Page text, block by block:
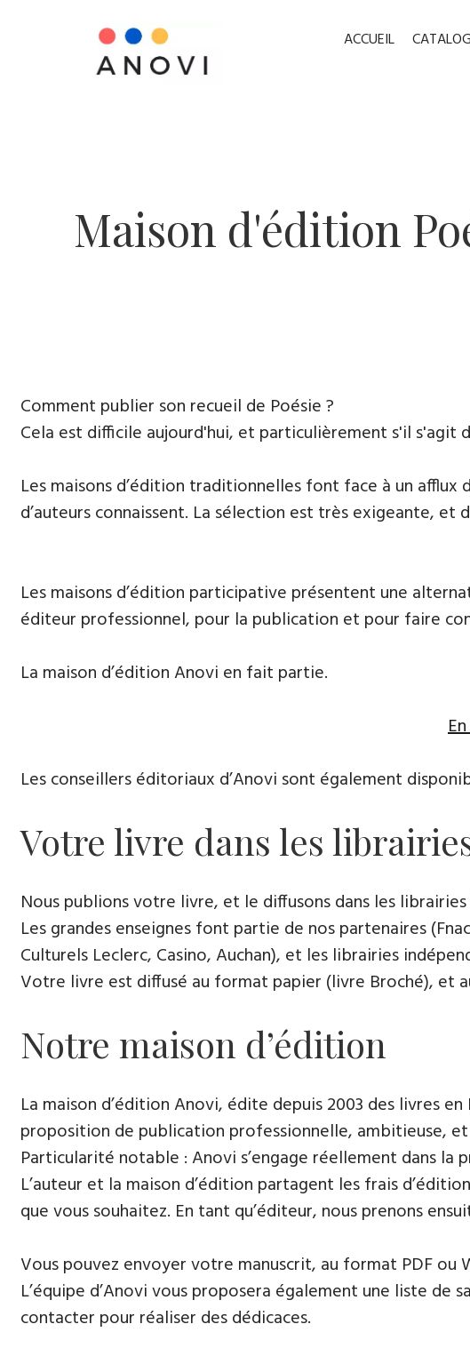
ACCUEIL
​Maison d'édition
​Comment publier son recueil de Poésie ?
Cela est difficile aujourd'hui, et particulièrement s'il s'agit
Les maisons d’édition traditionnelles font face à un
d’auteurs connaissent. La sélection est très exigeante, et
Les maisons d’édition participative présentent une
éditeur professionnel, pour la publication et pour faire
La maison d’édition Anovi en fait partie.
Les conseillers éditoriaux d’Anovi sont également
Votre livre dans les
Nous publions votre livre, et le diffusons dans les librairies
Les grandes enseignes font partie de nos partenaires
Culturels Leclerc, Casino, Auchan), et les librairies
Votre livre est diffusé au format papier (livre Broché), et
Notre maison d’édition
La maison d’édition Anovi, édite depuis 2003 des livres
proposition de publication professionnelle, ambitieuse,
Particularité notable : Anovi s’engage réellement dans
L’auteur et la maison d’édition partagent les frais
que vous souhaitez. En tant qu’éditeur, nous prenons
Vous pouvez envoyer votre manuscrit, au format PDF ou
L’équipe d’Anovi vous proposera également une liste
contacter pour réaliser des dédicaces.